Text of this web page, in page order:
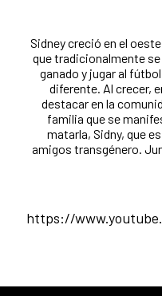
Sidney creció en el
que tradicionalmente
ganado y jugar al
diferente. Al crecer,
destacar en la
familia que se
matarla, Sidny, que
amigos transgénero.
https://